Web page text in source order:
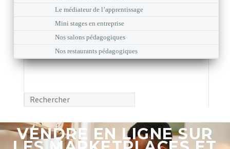
Le médiateur de l’apprentissage
Mini stages en entreprise
Nos salons pédagogiques
Nos restaurants pédagogiques
VENDRE EN LIGNE SUR